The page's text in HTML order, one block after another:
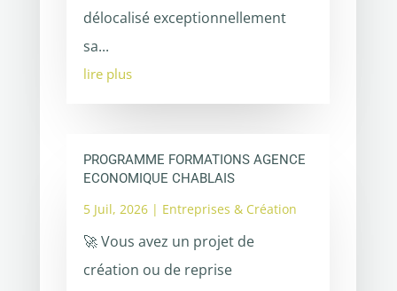
délocalisé exceptionnellement
sa...
lire plus
PROGRAMME FORMATIONS AGENCE
ECONOMIQUE CHABLAIS
5 Juil, 2026| Entreprises & Création
🚀 Vous avez un projet de
création ou de reprise